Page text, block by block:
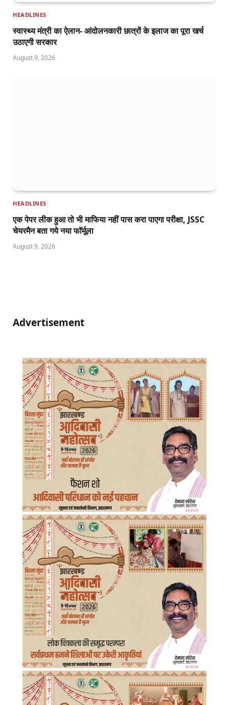
HEADLINES
स्वास्थ्य मंत्री का ऐलान- आंदोलनकारी छात्रों के इलाज का पूरा खर्च
उठाएगी सरकार
August 9, 2026
HEADLINES
एक पेपर लीक हुआ तो भी माफिया नहीं पास करा पाएगा परीक्षा, JSSC
चेयरमैन बता गये नया फॉर्मूला
August 9, 2026
Advertisement